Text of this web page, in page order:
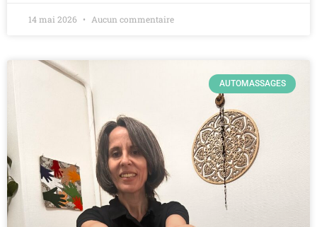
14 mai 2026 Aucun commentaire
AUTOMASSAGES